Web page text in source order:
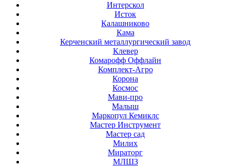
Интерскол
Исток
Калашниково
Кама
Керченский металлургический завод
Клевер
Комарофф Оффлайн
Комплект-Агро
Корона
Космос
Мави-про
Малыш
Маркопул Кемиклс
Мастер Инструмент
Мастер сад
Милих
Мираторг
МЛШЗ